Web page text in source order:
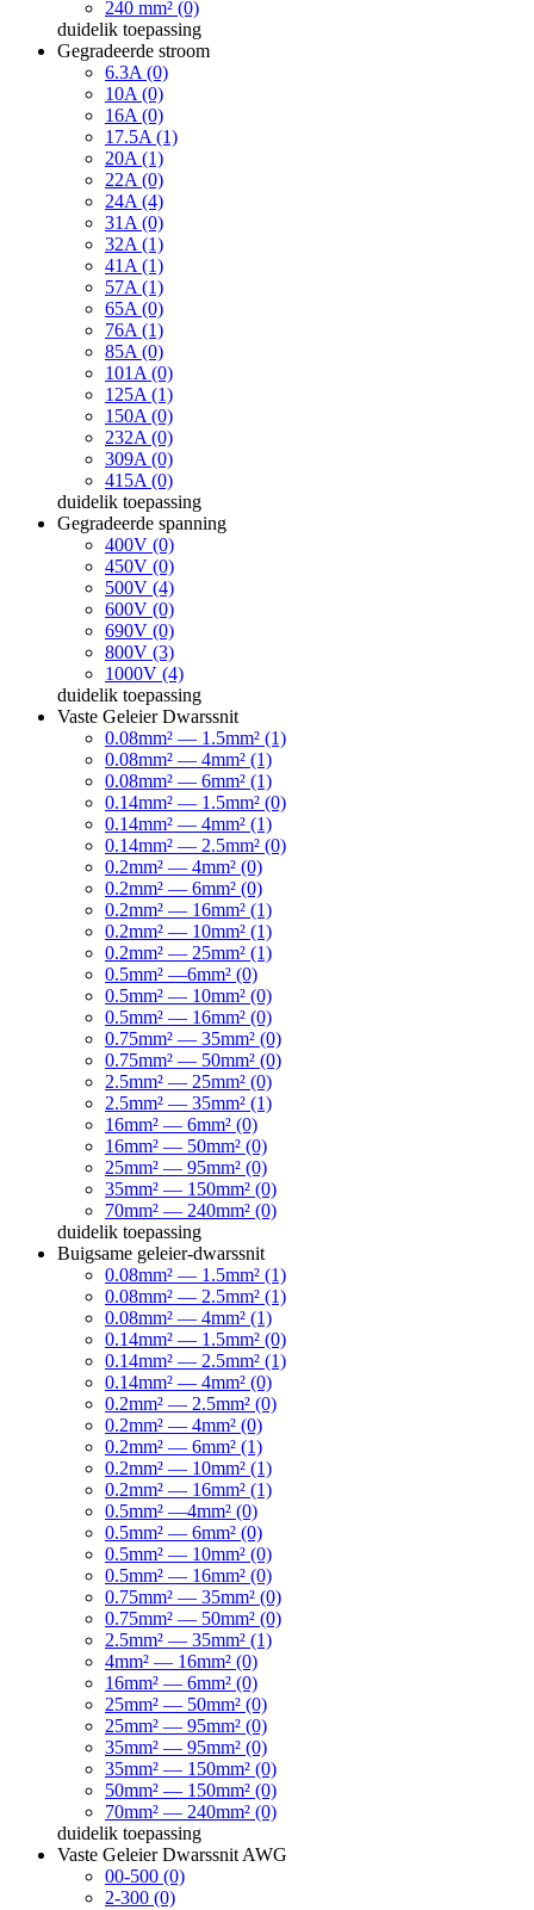
240 mm² (0)
duidelik toepassing
Gegradeerde stroom
6.3A (0)
10A (0)
16A (0)
17.5A (1)
20A (1)
22A (0)
24A (4)
31A (0)
32A (1)
41A (1)
57A (1)
65A (0)
76A (1)
85A (0)
101A (0)
125A (1)
150A (0)
232A (0)
309A (0)
415A (0)
duidelik toepassing
Gegradeerde spanning
400V (0)
450V (0)
500V (4)
600V (0)
690V (0)
800V (3)
1000V (4)
duidelik toepassing
Vaste Geleier Dwarssnit
0.08mm² — 1.5mm² (1)
0.08mm² — 4mm² (1)
0.08mm² — 6mm² (1)
0.14mm² — 1.5mm² (0)
0.14mm² — 4mm² (1)
0.14mm² — 2.5mm² (0)
0.2mm² — 4mm² (0)
0.2mm² — 6mm² (0)
0.2mm² — 16mm² (1)
0.2mm² — 10mm² (1)
0.2mm² — 25mm² (1)
0.5mm² —6mm² (0)
0.5mm² — 10mm² (0)
0.5mm² — 16mm² (0)
0.75mm² — 35mm² (0)
0.75mm² — 50mm² (0)
2.5mm² — 25mm² (0)
2.5mm² — 35mm² (1)
16mm² — 6mm² (0)
16mm² — 50mm² (0)
25mm² — 95mm² (0)
35mm² — 150mm² (0)
70mm² — 240mm² (0)
duidelik toepassing
Buigsame geleier-dwarssnit
0.08mm² — 1.5mm² (1)
0.08mm² — 2.5mm² (1)
0.08mm² — 4mm² (1)
0.14mm² — 1.5mm² (0)
0.14mm² — 2.5mm² (1)
0.14mm² — 4mm² (0)
0.2mm² — 2.5mm² (0)
0.2mm² — 4mm² (0)
0.2mm² — 6mm² (1)
0.2mm² — 10mm² (1)
0.2mm² — 16mm² (1)
0.5mm² —4mm² (0)
0.5mm² — 6mm² (0)
0.5mm² — 10mm² (0)
0.5mm² — 16mm² (0)
0.75mm² — 35mm² (0)
0.75mm² — 50mm² (0)
2.5mm² — 35mm² (1)
4mm² — 16mm² (0)
16mm² — 6mm² (0)
25mm² — 50mm² (0)
25mm² — 95mm² (0)
35mm² — 95mm² (0)
35mm² — 150mm² (0)
50mm² — 150mm² (0)
70mm² — 240mm² (0)
duidelik toepassing
Vaste Geleier Dwarssnit AWG
00-500 (0)
2-300 (0)